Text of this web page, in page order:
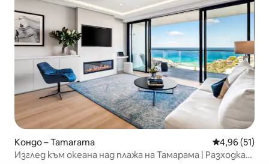
Кондо – Tamarama Средна
4,96 (51)
Изглед към океана над плажа на Тамарама | Разходка